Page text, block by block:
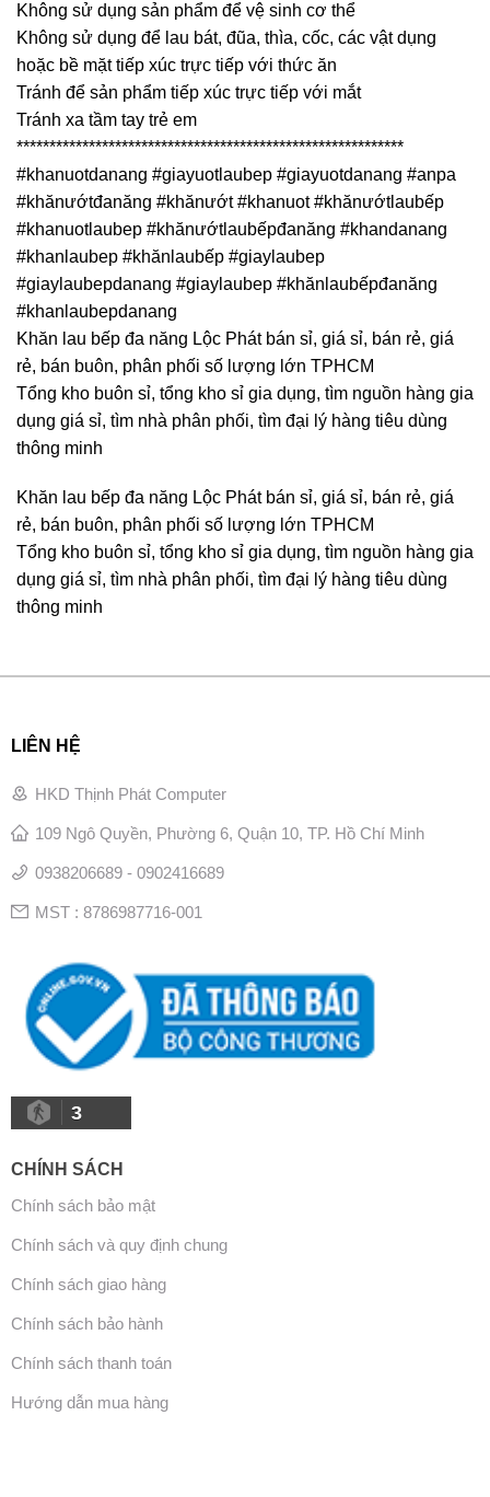
Không sử dụng sản phẩm để vệ sinh cơ thể
Không sử dụng để lau bát, đũa, thìa, cốc, các vật dụng
hoặc bề mặt tiếp xúc trực tiếp với thức ăn
Tránh để sản phẩm tiếp xúc trực tiếp với mắt
Tránh xa tầm tay trẻ em
***********************************************************
#khanuotdanang #giayuotlaubep #giayuotdanang #anpa
#khănướtđanăng #khănướt #khanuot #khănướtlaubếp
#khanuotlaubep #khănướtlaubếpđanăng #khandanang
#khanlaubep #khănlaubếp #giaylaubep
#giaylaubepdanang #giaylaubep #khănlaubếpđanăng
#khanlaubepdanang
Khăn lau bếp đa năng Lộc Phát bán sỉ, giá sỉ, bán rẻ, giá
rẻ, bán buôn, phân phối số lượng lớn TPHCM
Tổng kho buôn sỉ, tổng kho sỉ gia dụng, tìm nguồn hàng gia
dụng giá sỉ, tìm nhà phân phối, tìm đại lý hàng tiêu dùng
thông minh
Khăn lau bếp đa năng Lộc Phát bán sỉ, giá sỉ, bán rẻ, giá
rẻ, bán buôn, phân phối số lượng lớn TPHCM
Tổng kho buôn sỉ, tổng kho sỉ gia dụng, tìm nguồn hàng gia
dụng giá sỉ, tìm nhà phân phối, tìm đại lý hàng tiêu dùng
thông minh
LIÊN HỆ
HKD Thịnh Phát Computer
109 Ngô Quyền, Phường 6, Quận 10, TP. Hồ Chí Minh
0938206689 - 0902416689
MST : 8786987716-001
3
CHÍNH SÁCH
Chính sách bảo mật
Chính sách và quy định chung
Chính sách giao hàng
Chính sách bảo hành
Chính sách thanh toán
Hướng dẫn mua hàng